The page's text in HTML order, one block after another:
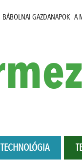
BÁBOLNAI GAZDANAPOK A
TECHNOLÓGIA